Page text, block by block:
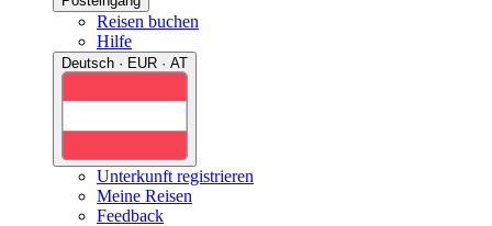
Reisen buchen
Hilfe
Deutsch · EUR · AT
Unterkunft registrieren
Meine Reisen
Feedback